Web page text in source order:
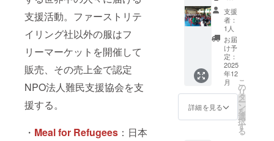
⽀援活動。ファーストリテ
イリング社以外の服はフ
リーマーケットを開催して
販売、その売上金で認定
NPO法人難民支援協会を支
援する。
・ Meal for Refugees ：日本
【サン
クスレ
ター】
現地の
子ども
たちの
笑顔と
共に、
活動報
告を添
えたお
ジ】感
謝の気
持ちを
込めた
メン
バーか
らのビ
デオ
メッ
セージ
【写真
付き活
支援
者：
1人
お届
け予
定：
2025
年12
月
詳細を見る
こ
の
リ
タ
ー
ン
を
選
択
す
る